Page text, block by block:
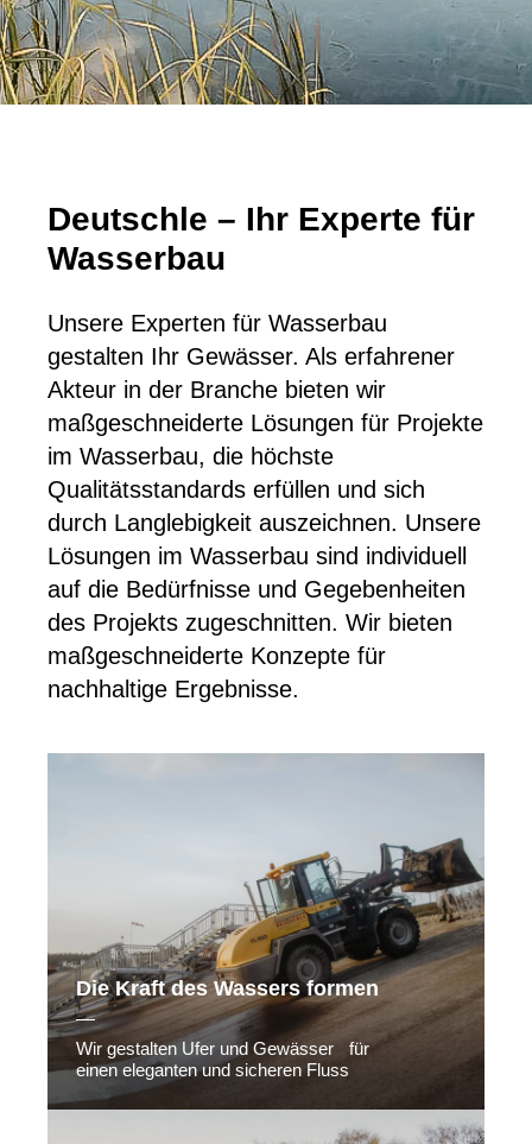
Deutschle – Ihr Experte für
Wasserbau
Unsere Experten für Wasserbau
gestalten Ihr Gewässer. Als erfahrener
Akteur in der Branche bieten wir
maßgeschneiderte Lösungen für Projekte
im Wasserbau, die höchste
Qualitätsstandards erfüllen und sich
durch Langlebigkeit auszeichnen. Unsere
Lösungen im Wasserbau sind individuell
auf die Bedürfnisse und Gegebenheiten
des Projekts zugeschnitten. Wir bieten
maßgeschneiderte Konzepte für
nachhaltige Ergebnisse.
Die Kraft des Wassers formen
Wir gestalten Ufer und Gewässer für
einen eleganten und sicheren Fluss